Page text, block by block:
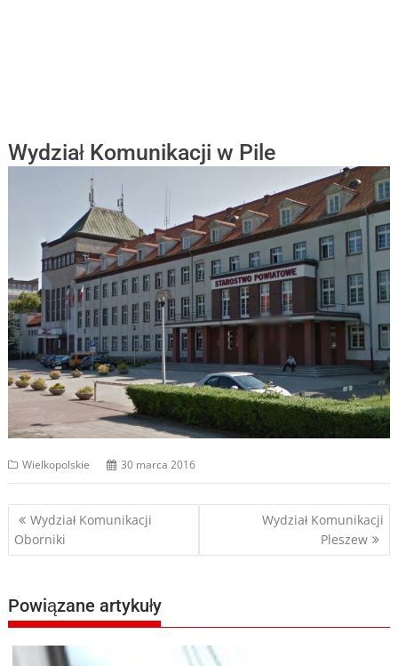
Wydział Komunikacji w Pile
Wielkopolskie 30 marca 2016
Nawigacja
wpisu
Wydział Komunikacji
Oborniki
Wydział Komunikacji
Pleszew
Powiązane artykuły